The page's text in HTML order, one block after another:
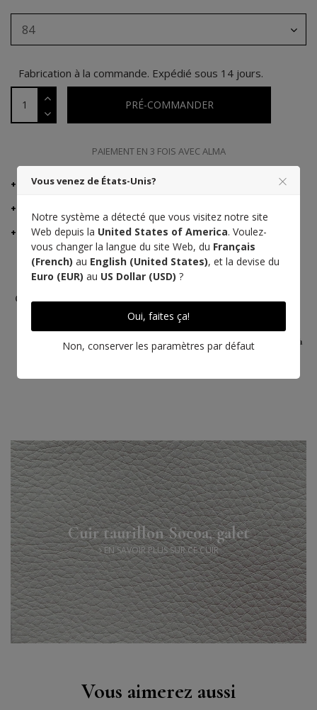
84
Fabrication à la commande. Expédié sous 14 jours.
PRÉ-COMMANDER
PAIEMENT EN 3 FOIS AVEC ALMA
DÉTAILS
LIVRAISON ET RETOURS
Cuir Taurillon
Fabriqué en
Artisanat
Rendez-vous à
Cuir taurillon Socoa, galet
EN SAVOIR PLUS SUR CE CUIR
Vous aimerez aussi
Vous venez de États-Unis?
Notre système a détecté que vous visitez notre site
Web depuis la United States of America. Voulez-
vous changer la langue du site Web, du Français
(French) au English (United States), et la devise du
Euro (EUR) au US Dollar (USD) ?
Oui, faites ça!
Non, conserver les paramètres par défaut